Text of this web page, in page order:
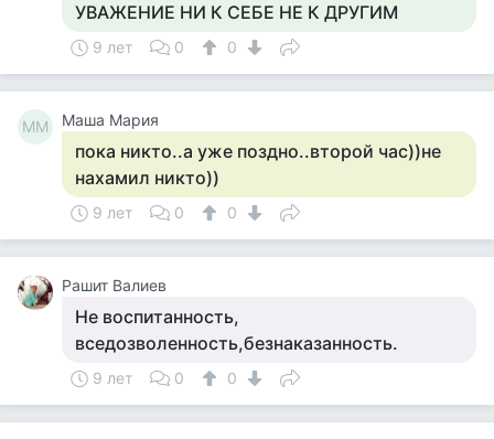
УВАЖЕНИЕ НИ К СЕБЕ НЕ К ДРУГИМ
9 лет 0 0
ММ Маша Мария
пока никто..а уже поздно..второй час))не
нахамил никто))
9 лет 0 0
Рашит Валиев
Не воспитанность,
вседозволенность,безнаказанность.
9 лет 0 0